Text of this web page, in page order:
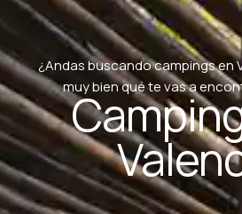
¿Andas buscando campings en
muy bien qué te vas a